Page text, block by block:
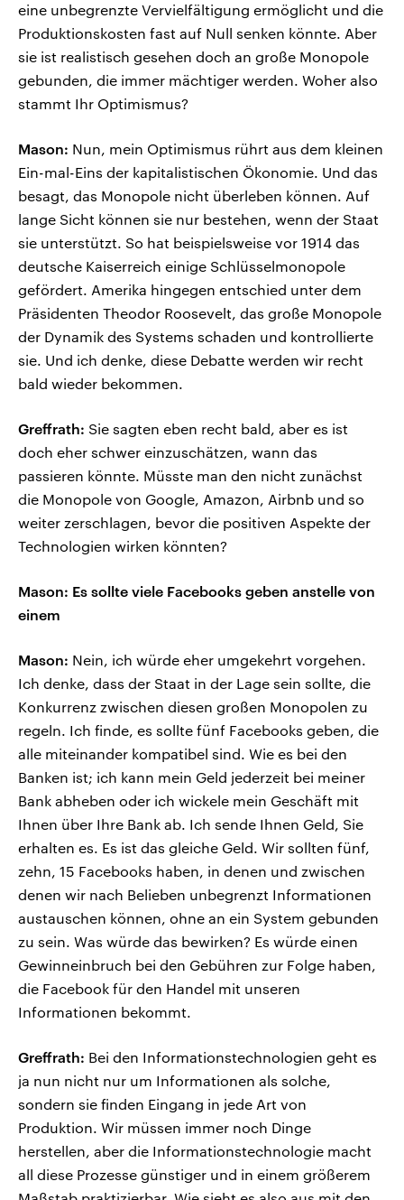
eine unbegrenzte Vervielfältigung ermöglicht und die
Produktionskosten fast auf Null senken könnte. Aber
sie ist realistisch gesehen doch an große Monopole
gebunden, die immer mächtiger werden. Woher also
stammt Ihr Optimismus?
Mason: Nun, mein Optimismus rührt aus dem kleinen
Ein-mal-Eins der kapitalistischen Ökonomie. Und das
besagt, das Monopole nicht überleben können. Auf
lange Sicht können sie nur bestehen, wenn der Staat
sie unterstützt. So hat beispielsweise vor 1914 das
deutsche Kaiserreich einige Schlüsselmonopole
gefördert. Amerika hingegen entschied unter dem
Präsidenten Theodor Roosevelt, das große Monopole
der Dynamik des Systems schaden und kontrollierte
sie. Und ich denke, diese Debatte werden wir recht
bald wieder bekommen.
Greffrath: Sie sagten eben recht bald, aber es ist
doch eher schwer einzuschätzen, wann das
passieren könnte. Müsste man den nicht zunächst
die Monopole von Google, Amazon, Airbnb und so
weiter zerschlagen, bevor die positiven Aspekte der
Technologien wirken könnten?
Mason: Es sollte viele Facebooks geben anstelle von
einem
Mason: Nein, ich würde eher umgekehrt vorgehen.
Ich denke, dass der Staat in der Lage sein sollte, die
Konkurrenz zwischen diesen großen Monopolen zu
regeln. Ich finde, es sollte fünf Facebooks geben, die
alle miteinander kompatibel sind. Wie es bei den
Banken ist; ich kann mein Geld jederzeit bei meiner
Bank abheben oder ich wickele mein Geschäft mit
Ihnen über Ihre Bank ab. Ich sende Ihnen Geld, Sie
erhalten es. Es ist das gleiche Geld. Wir sollten fünf,
zehn, 15 Facebooks haben, in denen und zwischen
denen wir nach Belieben unbegrenzt Informationen
austauschen können, ohne an ein System gebunden
zu sein. Was würde das bewirken? Es würde einen
Gewinneinbruch bei den Gebühren zur Folge haben,
die Facebook für den Handel mit unseren
Informationen bekommt.
Greffrath: Bei den Informationstechnologien geht es
ja nun nicht nur um Informationen als solche,
sondern sie finden Eingang in jede Art von
Produktion. Wir müssen immer noch Dinge
herstellen, aber die Informationstechnologie macht
all diese Prozesse günstiger und in einem größerem